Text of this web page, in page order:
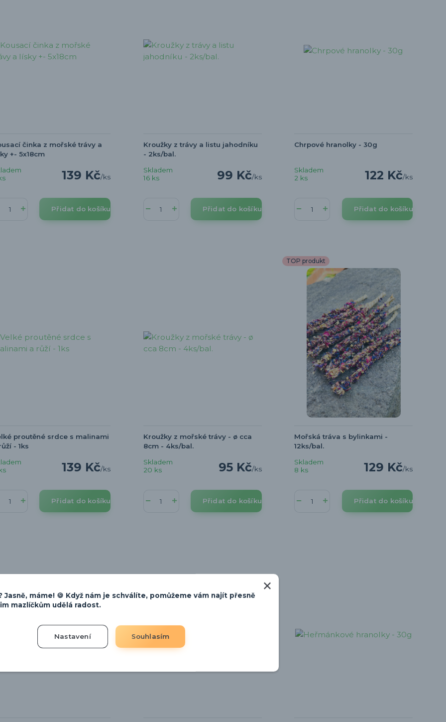
činka z mořské trávy a
+- 5x18cm
139 Kč/ks
Přidat do košíku
Kroužky z trávy a listu jahodníku
- 2ks/bal.
99 Kč/ks
Skladem
16 ks
Přidat do košíku
Chrpové hranolky - 30g
122 Kč/ks
Skladem
2 ks
Přidat do košíku
proutěné srdce s malinami
- 1ks
139 Kč/ks
Přidat do košíku
Kroužky z mořské trávy - ø cca
8cm - 4ks/bal.
95 Kč/ks
Skladem
20 ks
Přidat do košíku
TOP produkt
Mořská tráva s bylinkami -
12ks/bal.
129 Kč/ks
Skladem
8 ks
Přidat do košíku
Jasně, máme! 🍪 Když nám je schválíte, pomůžeme vám najít přesně
mazlíčkům udělá radost.
Nastavení Souhlasím